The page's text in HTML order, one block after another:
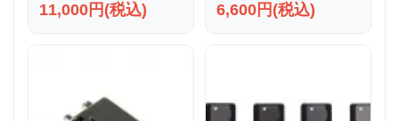
11,000円(税込) 6,600円(税込)